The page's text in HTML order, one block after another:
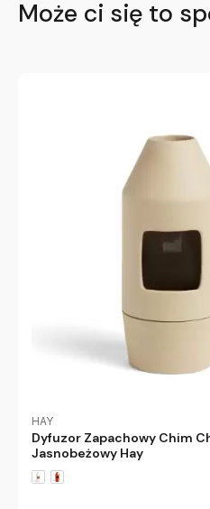
Może ci się to
HAY
Dyfuzor Zapachowy Chim
Jasnobeżowy Hay